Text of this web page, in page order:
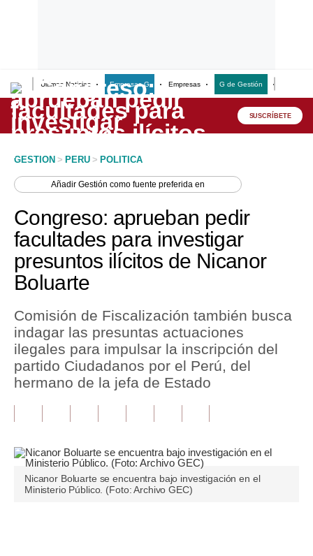
Últimas Noticias Empresas G Empresas G de Gestión
Lo último
Peru Quiosco
Economía
Mercados
Perú
Política
Tu Dinero
Finanzas Personales
Plus G
Opinión
Editorial
SUSCRÍBETE
GESTION > PERU > POLITICA
AñadirGestión como fuente preferida en
Congreso: aprueban pedir
facultades para investigar
presuntos ilícitos de Nicanor
Boluarte
Comisión de Fiscalización también busca
indagar las presuntas actuaciones
ilegales para impulsar la inscripción del
partido Ciudadanos por el Perú, del
hermano de la jefa de Estado
Nicanor Boluarte se encuentra bajo investigación en el
Ministerio Público. (Foto: Archivo GEC)